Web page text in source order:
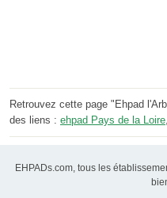
Retrouvez cette page "Ehpad
des liens : ehpad Pays de la Loire
EHPADs.com, tous les